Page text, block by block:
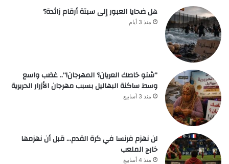
هل ضحايا العبور إلى سبتة أرقام زائدة؟
منذ 3 أيام
“شنو خاصك العريان؟ المهرجان!”.. غضب واسع
وسط ساكنة البهاليل بسبب مهرجان الأزرار الحريرية
منذ 3 أسابيع
لن نهزم فرنسا في كرة القدم… قبل أن نهزمها
خارج الملعب
منذ 4 أسابيع